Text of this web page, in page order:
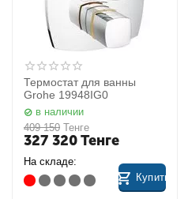
Термостат для ванны
Grohe 19948IG0
в наличии
409 150 Тенге
327 320Тенге
На складе:
Купить